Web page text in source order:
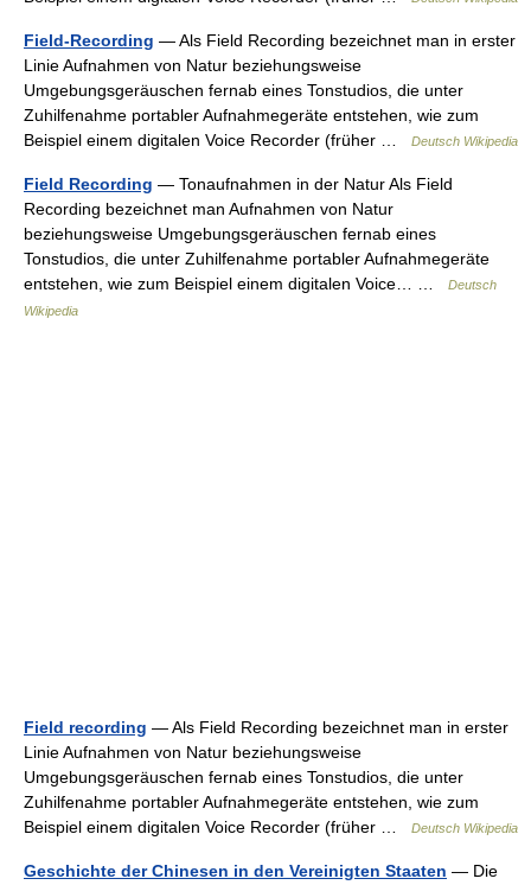
Field-Recording — Als Field Recording bezeichnet man in erster
Linie Aufnahmen von Natur beziehungsweise
Umgebungsgeräuschen fernab eines Tonstudios, die unter
Zuhilfenahme portabler Aufnahmegeräte entstehen, wie zum
Beispiel einem digitalen Voice Recorder (früher …
Deutsch Wikipedia
Field Recording — Tonaufnahmen in der Natur Als Field
Recording bezeichnet man Aufnahmen von Natur
beziehungsweise Umgebungsgeräuschen fernab eines
Tonstudios, die unter Zuhilfenahme portabler Aufnahmegeräte
entstehen, wie zum Beispiel einem digitalen Voice… …
Deutsch
Wikipedia
Field recording — Als Field Recording bezeichnet man in erster
Linie Aufnahmen von Natur beziehungsweise
Umgebungsgeräuschen fernab eines Tonstudios, die unter
Zuhilfenahme portabler Aufnahmegeräte entstehen, wie zum
Beispiel einem digitalen Voice Recorder (früher …
Deutsch Wikipedia
Geschichte der Chinesen in den Vereinigten Staaten — Die